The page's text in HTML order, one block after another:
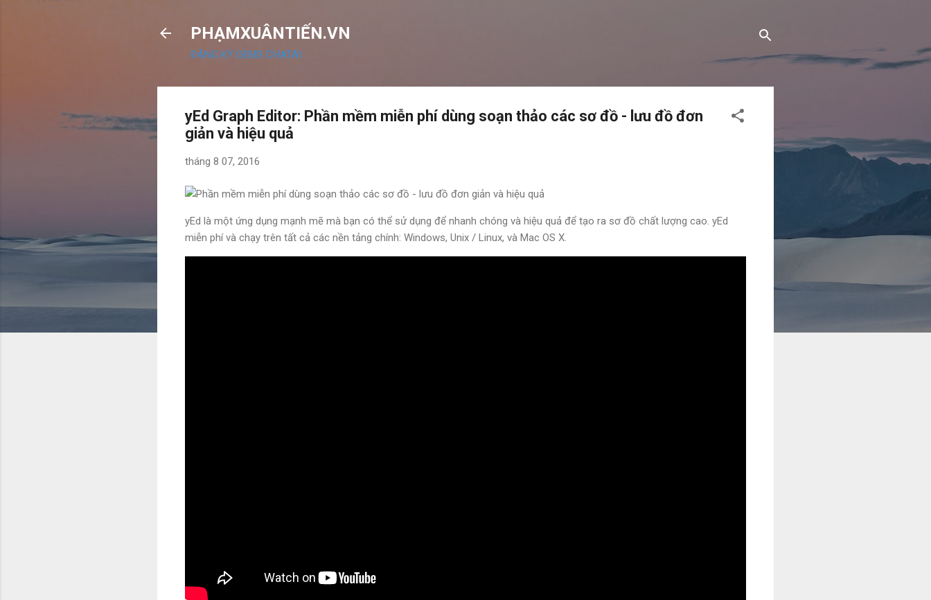
PHẠMXUÂNTIẾN.VN
ĐĂNG KÝ OEMS CHATAI
yEd Graph Editor: Phần mềm miễn phí dùng soạn thảo các sơ đồ - lưu đồ đơn
giản và hiệu quả
tháng 8 07, 2016
yEd là một ứng dụng mạnh mẽ mà bạn có thể sử dụng để nhanh chóng và hiệu quả để tạo ra sơ đồ chất lượng cao. yEd
miễn phí và chạy trên tất cả các nền tảng chính: Windows, Unix / Linux, và Mac OS X.